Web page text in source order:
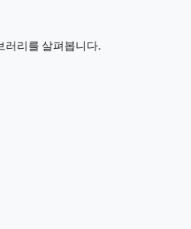
러리를 살펴봅니다.